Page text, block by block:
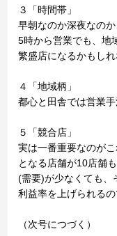
３「時間帯」
早朝なのか深夜なの
5時から営業でも、地
繁盛店になるかもしれ
４「地域柄」
都心と田舎では営業
５「競合店」
実は一番重要なのが
となる店舗が10店舗
(需要)が少なくても、
利益率を上げられるの
（次号につづく）